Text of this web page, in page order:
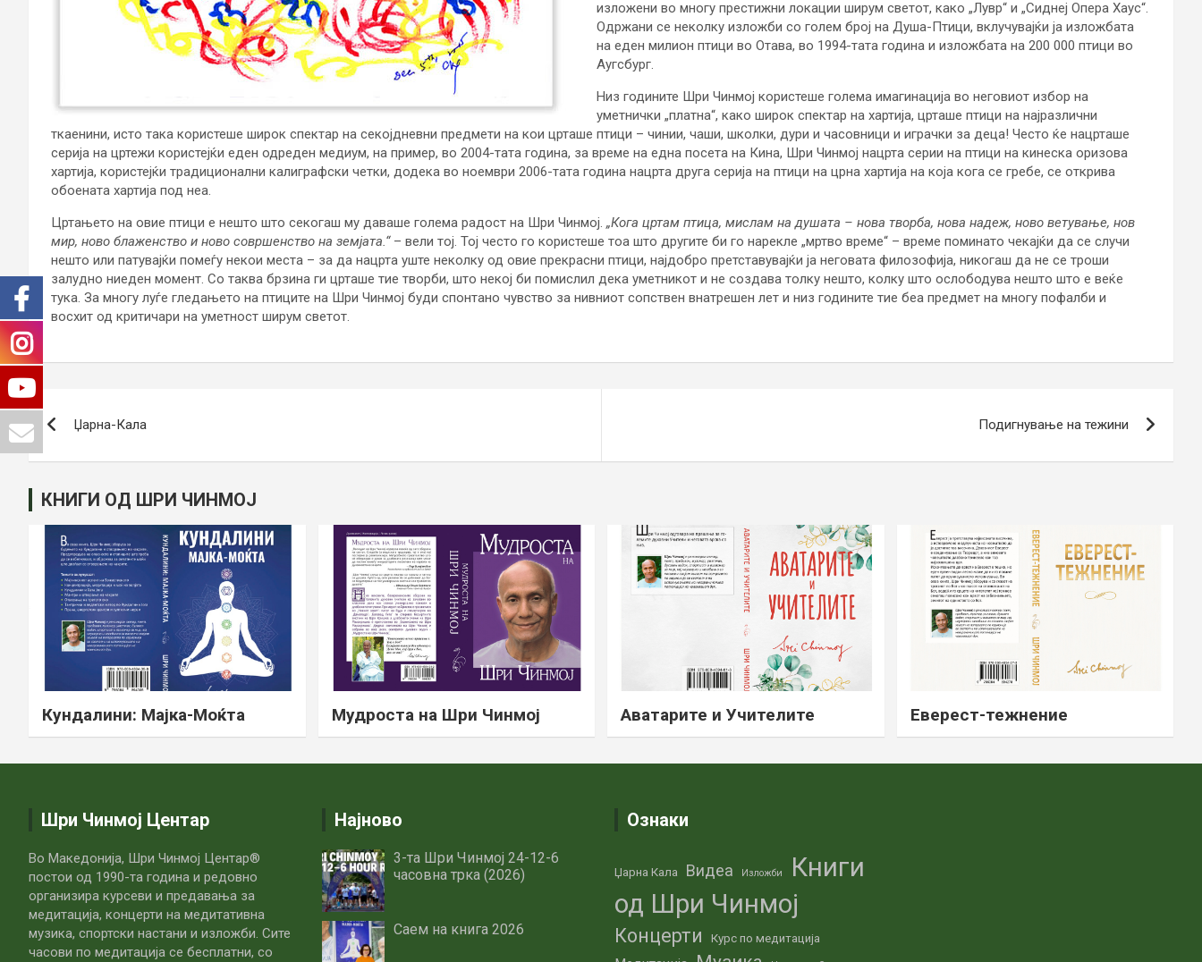
изложени во многу престижни локации ширум светот, како „Лувр“ и „Сиднеј Опера Хаус“.
Одржани се неколку изложби со голем број на Душа-Птици, вклучувајќи ја изложбата
на еден милион птици во Отава, во 1994-тата година и изложбата на 200 000 птици во
Аугсбург.
Низ годините Шри Чинмој користеше голема имагинација во неговиот избор на
уметнички „платна“, како широк спектар на хартија, црташе птици на најразлични
ткаенини, исто така користеше широк спектар на секојдневни предмети на кои црташе птици – чинии, чаши, школки, дури и часовници и играчки за деца! Често ќе нацрташе
серија на цртежи користејќи еден одреден медиум, на пример, во 2004-тата година, за време на една посета на Кина, Шри Чинмој нацрта серии на птици на кинеска оризова
хартија, користејќи традиционални калиграфски четки, додека во ноември 2006-тата година нацрта друга серија на птици на црна хартија на која кога се гребе, се открива
обоената хартија под неа.
Цртањето на овие птици е нешто што секогаш му даваше голема радост на Шри Чинмој. „Кога цртам птица, мислам на душата – нова творба, нова надеж, ново ветување, нов
мир, ново блаженство и ново совршенство на земјата.“– вели тој. Тој често го користеше тоа што другите би го нарекле „мртво време“ – време поминато чекајќи да се случи
нешто или патувајќи помеѓу некои места – за да нацрта уште неколку од овие прекрасни птици, најдобро претставувајќи ја неговата филозофија, никогаш да не се троши
залудно ниеден момент. Со таква брзина ги црташе тие творби, што некој би помислил дека уметникот и не создава толку нешто, колку што ослободува нешто што е веќе
тука. За многу луѓе гледањето на птиците на Шри Чинмој буди спонтано чувство за нивниот сопствен внатрешен лет и низ годините тие беа предмет на многу пофалби и
восхит од критичари на уметност ширум светот.
Post
navigation
Џарна-Кала Подигнување на тежини
КНИГИ ОД ШРИ ЧИНМОЈ
Кундалини: Мајка-Моќта Мудроста на Шри Чинмој Аватарите и Учителите Еверест-тежнение
Шри Чинмој Центар
Во Македонија, Шри Чинмој Центар®
постои од 1990-та година и редовно
организира курсеви и предавања за
медитација, концерти на медитативна
музика, спортски настани и изложби. Сите
часови по медитацијa се бесплатни, со
Најново
3-та Шри Чинмој 24-12-6
часовна трка (2026)
Саем на книга 2026
Ознаки
Џарна Кала Видеа Изложби
Книги
од Шри Чинмој
Концерти Курс по медитација